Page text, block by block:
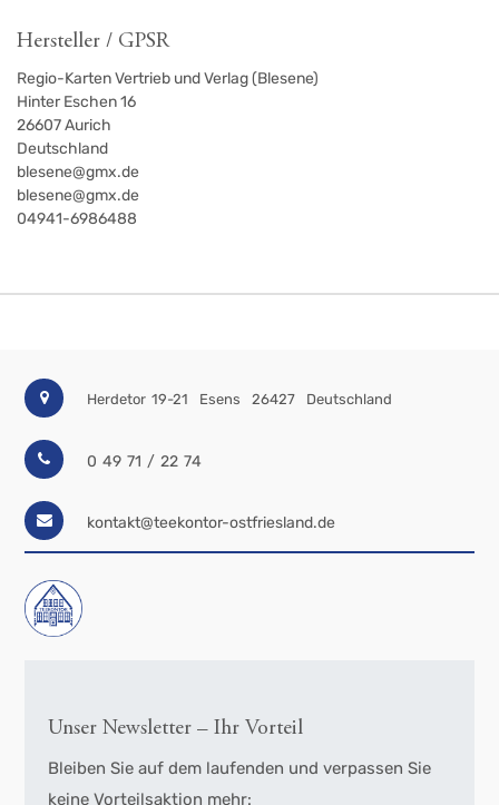
Hersteller / GPSR
Regio-Karten Vertrieb und Verlag (Blesene)
Hinter Eschen 16
26607Aurich
Deutschland
blesene@gmx.de
blesene@gmx.de
04941-6986488
Herdetor 19-21 Esens 26427 Deutschland
0 49 71 / 22 74
kontakt@teekontor-ostfriesland.de
Unser Newsletter – Ihr Vorteil
Bleiben Sie auf dem laufenden und verpassen Sie
keine Vorteilsaktion mehr: